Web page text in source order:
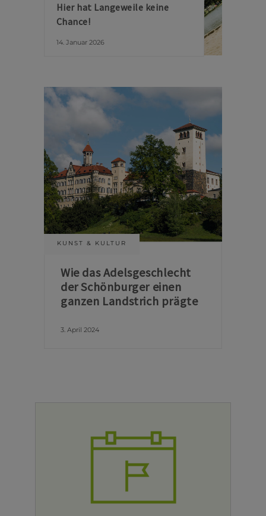
Hier hat Langeweile keine
Chance!
14. Januar 2026
KUNST & KULTUR
Wie das Adelsgeschlecht
der Schönburger einen
ganzen Landstrich prägte
3. April 2024